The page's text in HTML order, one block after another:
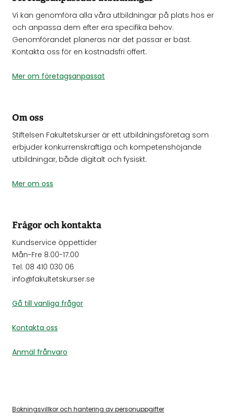
Vi kan genomföra alla våra utbildningar på plats hos er
och anpassa dem efter era specifika behov.
Genomförandet planeras när det passar er bäst.
Kontakta oss för en kostnadsfri offert.
Mer om företagsanpassat
Om oss
Stiftelsen Fakultetskurser är ett utbildningsföretag som
erbjuder konkurrenskraftiga och kompetenshöjande
utbildningar, både digitalt och fysiskt.
Mer om oss
Frågor och kontakta
Kundservice öppettider
Mån-Fre 8.00-17.00
Tel. 08 410 030 06
info@fakultetskurser.se
Gå till vanliga frågor
Kontakta oss
Anmäl frånvaro
Bokningsvillkor och hantering av personuppgifter